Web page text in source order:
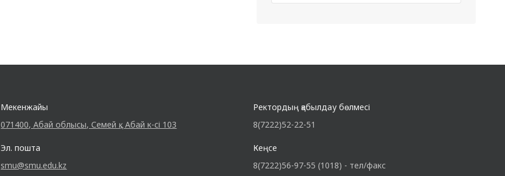
Мекенжайы
071400, Абай облысы, Семей қ., Абай к-сі 103
Эл. пошта
smu@smu.edu.kz
Ректордың қабылдау бөлмесі
8(7222)52-22-51
Кеңсе
8(7222)56-97-55 (1018) - тел/факс